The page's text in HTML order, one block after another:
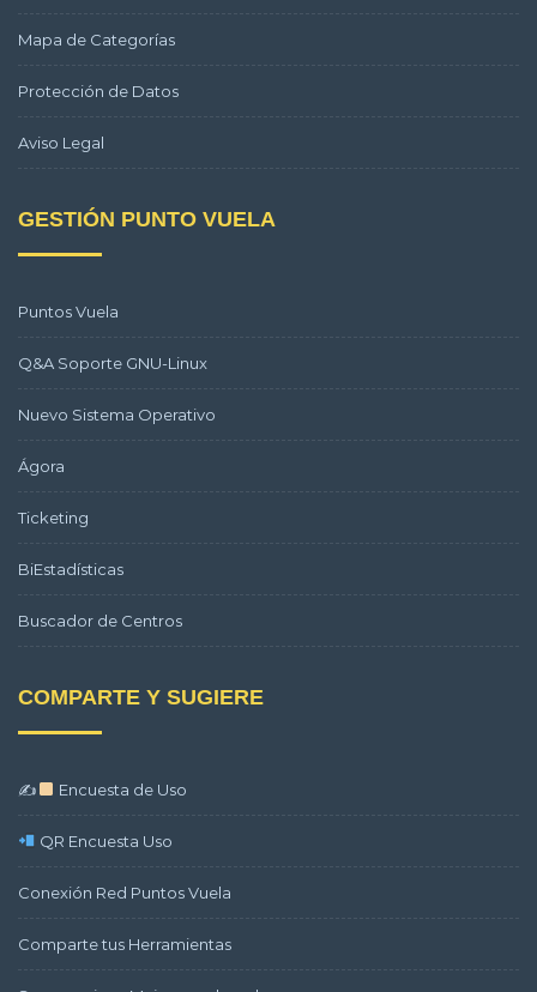
Mapa de Categorías
Protección de Datos
Aviso Legal
GESTIÓN PUNTO VUELA
Puntos Vuela
Q&A Soporte GNU-Linux
Nuevo Sistema Operativo
Ágora
Ticketing
BiEstadísticas
Buscador de Centros
COMPARTE Y SUGIERE
✍ Encuesta de Uso
QR Encuesta Uso
Conexión Red Puntos Vuela
Comparte tus Herramientas